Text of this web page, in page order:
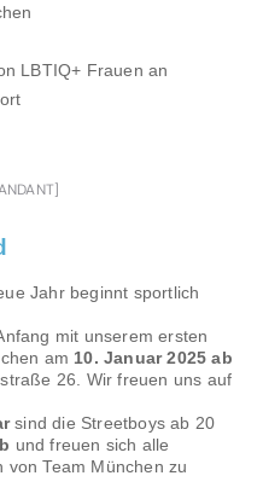
LBTIQ+ Frauen an
Jahr beginnt sportlich
mit unserem ersten
am 10. Januar 2025 ab
26. Wir freuen uns auf
sind die Streetboys ab 20
und freuen sich alle
von Team München zu